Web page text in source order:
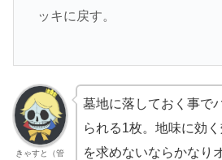
ッキに戻す。
きゃすと（管
墓地に落しておく事で
られる1枚。地味に効
を求めないならかなり